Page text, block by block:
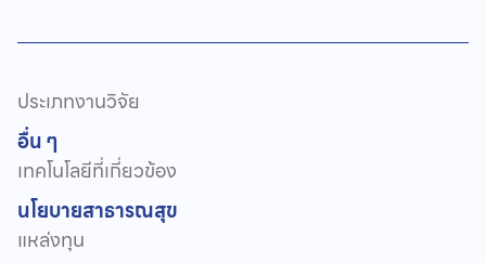
ประเภทงานวิจัย
อื่น ๆ
เทคโนโลยีที่เกี่ยวข้อง
นโยบายสาธารณสุข
แหล่งทุน